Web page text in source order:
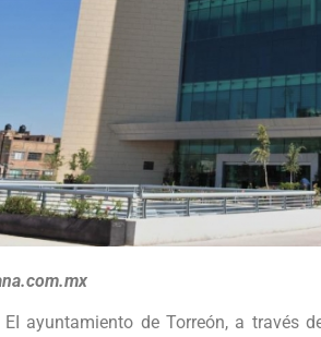
EI ayuntamiento de Torreón, a través